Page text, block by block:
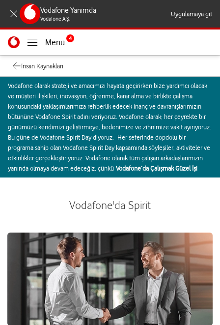
Vodafone Yanımda
Vodafone A.Ş.
Uygulamaya git
Menü 4
İnsan Kaynakları
Vodafone olarak strateji ve amacımızı hayata geçirirken bize yardımcı olacak
ve müşteri ilişkileri, inovasyon, öğrenme, karar alma ve birlikte çalışma
konusundaki yaklaşımlarımıza rehberlik edecek inanç ve davranışlarımızın
bütününe Vodafone Spirit adını veriyoruz. Vodafone olarak; her çeyrekte bir
günümüzü kendimizi geliştirmeye, bedenimize ve zihnimize vakit ayırıyoruz.
Bu güne de Vodafone Spirit Day diyoruz. Her seferinde dopdolu bir
programa sahip olan Vodafone Spirit Day kapsamında söyleşiler, aktiviteler ve
etkinlikler gerçekleştiriyoruz. Vodafone olarak tüm çalışan arkadaşlarımızın
yanında olmaya devam edeceğiz, çünkü Vodafone’da Çalışmak Güzel İş!
Vodafone'da Spirit